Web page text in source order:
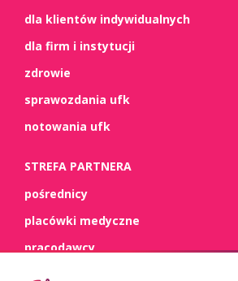
dla klientów indywidualnych
dla firm i instytucji
zdrowie
sprawozdania ufk
notowania ufk
STREFA PARTNERA
pośrednicy
placówki medyczne
pracodawcy